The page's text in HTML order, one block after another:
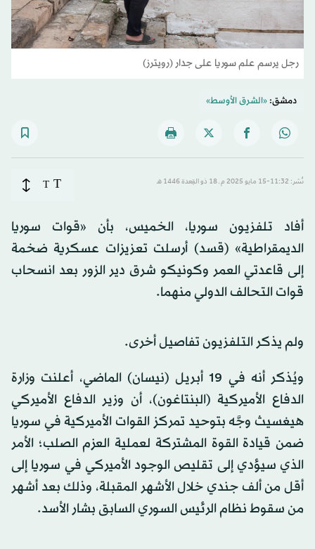
رجل يرسم علم سوريا على جدار (رويترز)
دمشق:«الشرق الأوسط»
نُشر: 11:32-15 مايو 2025 م ـ 18 ذو القِعدة 1446 هـ T
T
أفاد تلفزيون سوريا، الخميس، بأن «قوات سوريا
الديمقراطية» (قسد) أرسلت تعزيزات عسكرية ضخمة
إلى قاعدتي العمر وكونيكو شرق دير الزور بعد انسحاب
قوات التحالف الدولي منهما.
ولم يذكر التلفزيون تفاصيل أخرى.
ويُذكر أنه في 19 أبريل (نيسان) الماضي، أعلنت وزارة
الدفاع الأميركية (البنتاغون)، أن وزير الدفاع الأميركي
هيغسيث وجَّه بتوحيد تمركز القوات الأميركية في سوريا
ضمن قيادة القوة المشتركة لعملية العزم الصلب؛ الأمر
الذي سيؤدي إلى تقليص الوجود الأميركي في سوريا إلى
أقل من ألف جندي خلال الأشهر المقبلة، وذلك بعد أشهر
من سقوط نظام الرئيس السوري السابق بشار الأسد.